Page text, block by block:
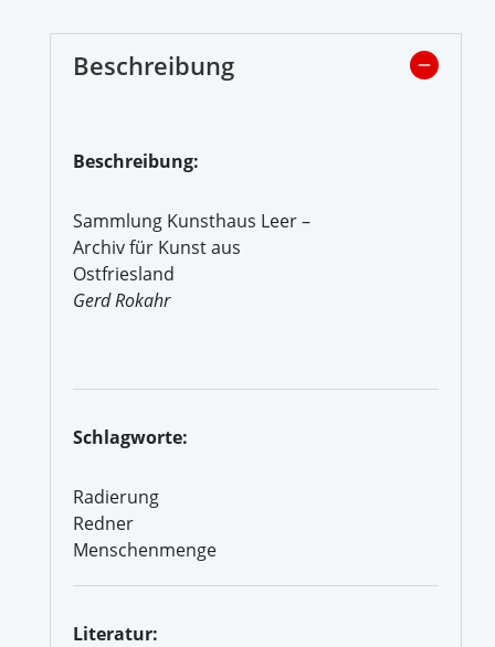
Beschreibung
Beschreibung:
Sammlung Kunsthaus Leer –
Archiv für Kunst aus
Ostfriesland
Gerd Rokahr
Schlagworte:
Radierung
Redner
Menschenmenge
Literatur: